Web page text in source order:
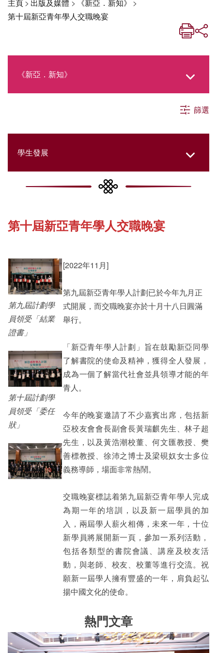
主頁> 出版及媒體 > 《新亞．新知》 >
第十屆新亞青年學人交職晚宴
《新亞．新知》
社交媒體專欄
《新亞簡訊》
《新亞書院概覽》
其他書院出版
新亞影集
影片庫
篩選
學生發展
College Updates
Cultural Topics
Staff Engagement
Alumni Connections
第十屆新亞青年學人交職晚宴
第九屆計劃學
員領受「結業
證書」
第十屆計劃學
員領受「委任
狀」
[2022年11月]
第九屆新亞青年學人計劃已於今年九月正
式開展，而交職晚宴亦於十月十八日圓滿
舉行。
「新亞青年學人計劃」旨在鼓勵新亞同學
了解書院的使命及精神，獲得全人發展，
成為一個了解當代社會並具領導才能的年
青人。
今年的晚宴邀請了不少嘉賓出席，包括新
亞校友會會長副會長黃瑞麒先生、林子超
先生，以及黃浩潮校董、何文匯教授、樊
善標教授、徐沛之博士及梁硯奴女士多位
義務導師，場面非常熱鬧。
交職晚宴標誌着第九屆新亞青年學人完成
為期一年的培訓，以及新一屆學員的加
入，兩屆學人薪火相傳，未來一年，十位
新學員將展開新一頁，參加一系列活動，
包括各類型的書院會議、講座及校友活
動，與老師、校友、校董等進行交流。祝
願新一屆學人擁有豐盛的一年，肩負起弘
揚中國文化的使命。
熱門文章